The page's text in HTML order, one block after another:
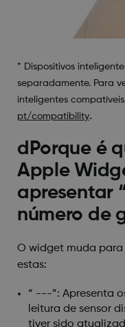
* Dispositivos
separadamente. Para
inteligentes
pt/compatibility.
d Porque é
Apple
apresentar
número de
O widget muda
estas:
“ ---”: Apresenta
leitura de sensor
tiver sido